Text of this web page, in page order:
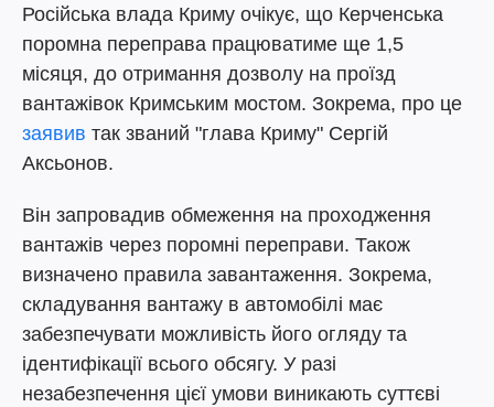
Російська влада Криму очікує, що Керченська
поромна переправа працюватиме ще 1,5
місяця, до отримання дозволу на проїзд
вантажівок Кримським мостом. Зокрема, про це
заявив так званий "глава Криму" Сергій
Аксьонов.
Він запровадив обмеження на проходження
вантажів через поромні переправи. Також
визначено правила завантаження. Зокрема,
складування вантажу в автомобілі має
забезпечувати можливість його огляду та
ідентифікації всього обсягу. У разі
незабезпечення цієї умови виникають суттєві